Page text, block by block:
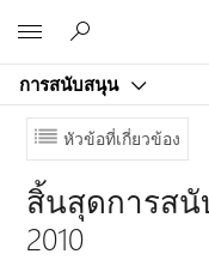
การสนับสนุน
หัวข้อที่เกี่ยวข้อง
สิ้นสุดการสนั
2010